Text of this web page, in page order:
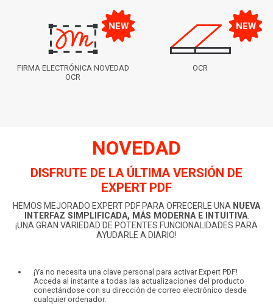
FIRMA ELECTRÓNICA NOVEDAD
OCR
OCR
NOVEDAD
DISFRUTE DE LA ÚLTIMA VERSIÓN DE
EXPERT PDF
HEMOS MEJORADO EXPERT PDF PARA OFRECERLE UNA NUEVA
INTERFAZ SIMPLIFICADA, MÁS MODERNA E INTUITIVA.
¡UNA GRAN VARIEDAD DE POTENTES FUNCIONALIDADES PARA
AYUDARLE A DIARIO!
¡Ya no necesita una clave personal para activar Expert PDF!
Acceda al instante a todas las actualizaciones del producto
conectándose con su dirección de correo electrónico desde
cualquier ordenador.